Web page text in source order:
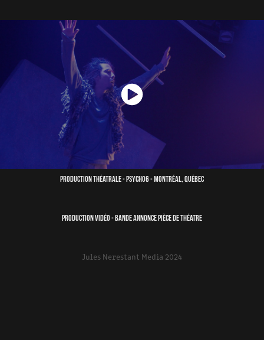
Production théatrale - Psycho6 - Montréal, Québec
Production vidéo - Bande annonce pièce de théatre
Jules Nerestant Media 2024